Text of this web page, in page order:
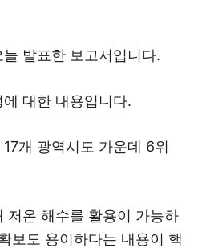
발표한 보고서입니다.
대한 내용입니다.
개 광역시도 가운데 6위
저온 해수를 활용이 가능하
보도 용이하다는 내용이 핵